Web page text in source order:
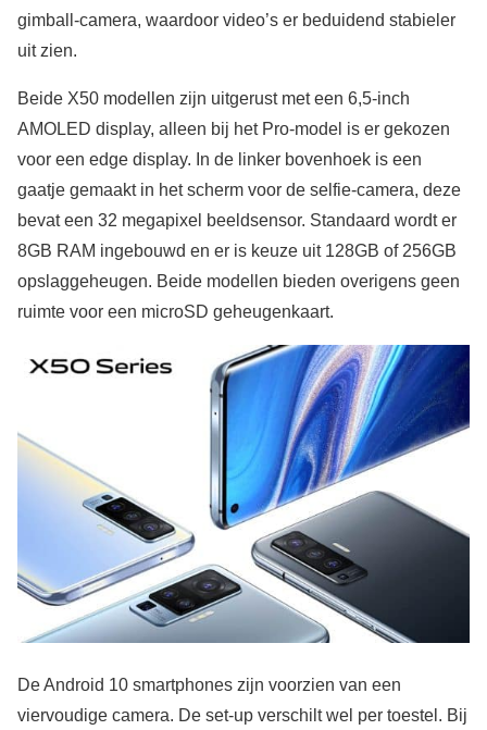
gimball-camera, waardoor video’s er beduidend stabieler
uit zien.
Beide X50 modellen zijn uitgerust met een 6,5-inch
AMOLED display, alleen bij het Pro-model is er gekozen
voor een edge display. In de linker bovenhoek is een
gaatje gemaakt in het scherm voor de selfie-camera, deze
bevat een 32 megapixel beeldsensor. Standaard wordt er
8GB RAM ingebouwd en er is keuze uit 128GB of 256GB
opslaggeheugen. Beide modellen bieden overigens geen
ruimte voor een microSD geheugenkaart.
De Android 10 smartphones zijn voorzien van een
viervoudige camera. De set-up verschilt wel per toestel. Bij